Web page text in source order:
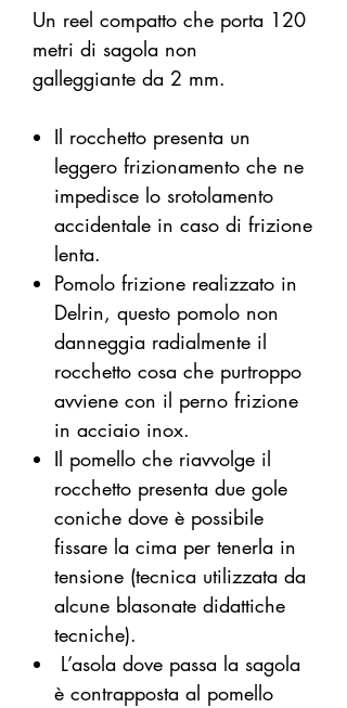
Un reel compatto che porta 120
metri di sagola non
galleggiante da 2 mm.
Il rocchetto presenta un
leggero frizionamento che ne
impedisce lo srotolamento
accidentale in caso di frizione
lenta.
Pomolo frizione realizzato in
Delrin, questo pomolo non
danneggia radialmente il
rocchetto cosa che purtroppo
avviene con il perno frizione
in acciaio inox.
Il pomello che riavvolge il
rocchetto presenta due gole
coniche dove è possibile
fissare la cima per tenerla in
tensione (tecnica utilizzata da
alcune blasonate didattiche
tecniche).
L’asola dove passa la sagola
è contrapposta al pomello